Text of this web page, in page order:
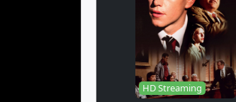
HD Streaming